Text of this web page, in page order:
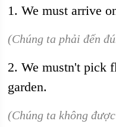
1. We must arrive
(Chúng ta phải đến
2. We mustn't pick
garden.
(Chúng ta không